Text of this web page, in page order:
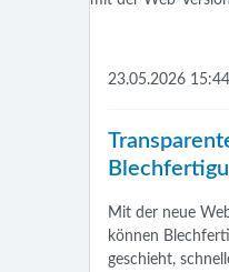
23.05.2026 15:44
Mit der neue
können
geschieht,